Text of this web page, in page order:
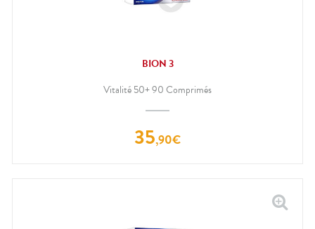
BION 3
Vitalité 50+ 90 Comprimés
35,90€